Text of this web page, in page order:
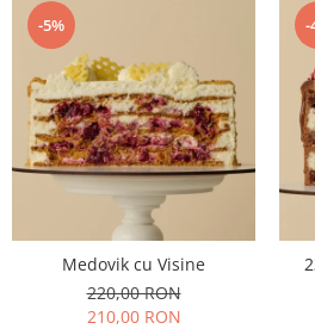
-5%
Medovik cu Visine
220,00 RON
210,00 RON
-